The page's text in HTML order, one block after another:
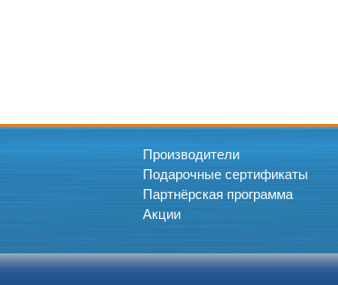
Производители
Подарочные сертификаты
Партнёрская программа
Акции